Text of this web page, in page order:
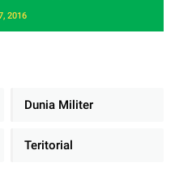
2016
Dunia Militer
Teritorial